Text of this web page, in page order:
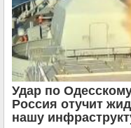
Удар по
Россия отучит
нашу